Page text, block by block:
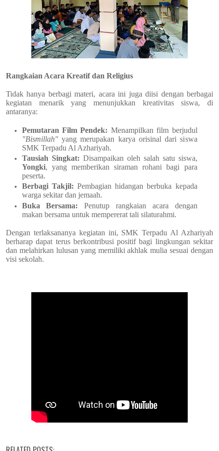
Rangkaian Acara Kreatif dan Religius
Tidak hanya berbagi materi, acara ini juga diisi dengan berbagai
kegiatan menarik yang menunjukkan kreativitas siswa, di
antaranya:
Pemutaran Film Pendek: Menampilkan film berjudul
"Bismillah"yang merupakan karya orisinal dari siswa
SMK Terpadu Al Azhariyah.
Tausiah Singkat: Disampaikan oleh salah satu siswa,
Yongki, yang memberikan siraman rohani bagi para
peserta.
Berbagi Takjil: Pembagian hidangan berbuka kepada
warga sekitar dan jemaah.
Buka Bersama: Penutup rangkaian acara dengan
makan bersama untuk mempererat tali silaturahmi.
Dengan terlaksananya kegiatan ini, SMK Terpadu Al Azhariyah
berharap dapat terus berkontribusi positif bagi lingkungan sekitar
dan melahirkan lulusan yang memiliki akhlak mulia sesuai dengan
visi sekolah.